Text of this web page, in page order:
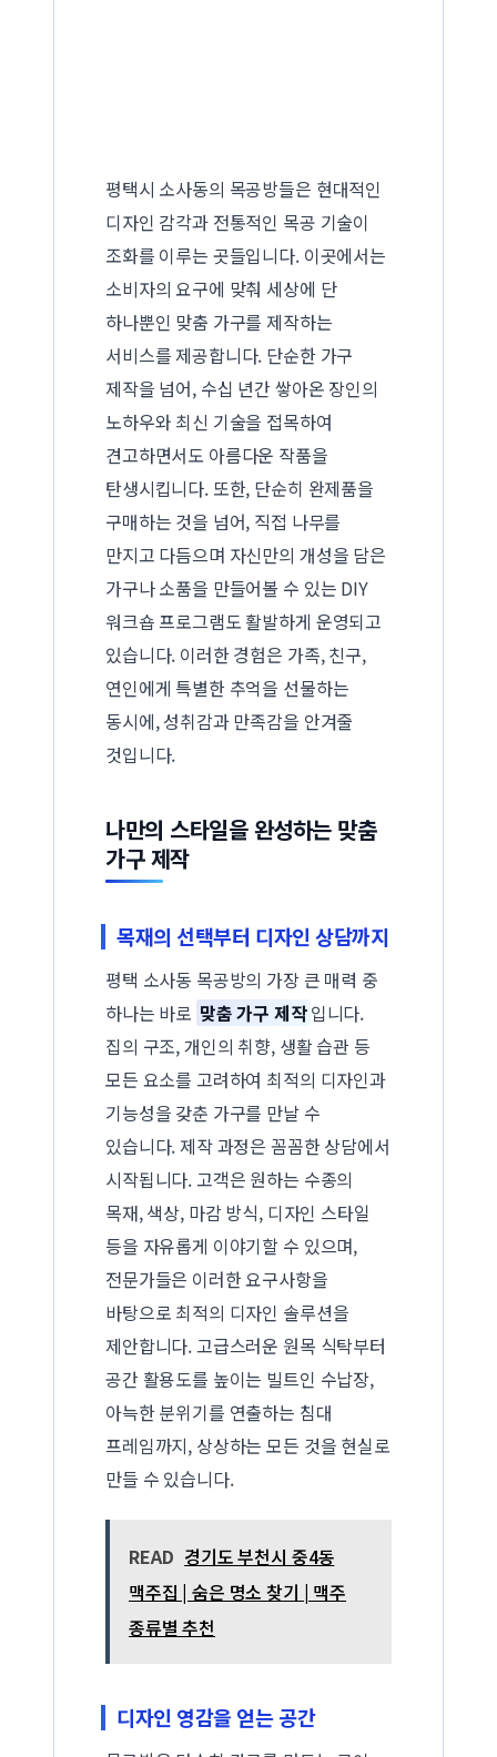
평택시 소사동의 목공방들은 현대적인
디자인 감각과 전통적인 목공 기술이
조화를 이루는 곳들입니다. 이곳에서는
소비자의 요구에 맞춰 세상에 단
하나뿐인 맞춤 가구를 제작하는
서비스를 제공합니다. 단순한 가구
제작을 넘어, 수십 년간 쌓아온 장인의
노하우와 최신 기술을 접목하여
견고하면서도 아름다운 작품을
탄생시킵니다. 또한, 단순히 완제품을
구매하는 것을 넘어, 직접 나무를
만지고 다듬으며 자신만의 개성을 담은
가구나 소품을 만들어볼 수 있는 DIY
워크숍 프로그램도 활발하게 운영되고
있습니다. 이러한 경험은 가족, 친구,
연인에게 특별한 추억을 선물하는
동시에, 성취감과 만족감을 안겨줄
것입니다.
나만의 스타일을 완성하는 맞춤
가구 제작
목재의 선택부터 디자인 상담까지
평택 소사동 목공방의 가장 큰 매력 중
하나는 바로 맞춤 가구 제작입니다.
집의 구조, 개인의 취향, 생활 습관 등
모든 요소를 고려하여 최적의 디자인과
기능성을 갖춘 가구를 만날 수
있습니다. 제작 과정은 꼼꼼한 상담에서
시작됩니다. 고객은 원하는 수종의
목재, 색상, 마감 방식, 디자인 스타일
등을 자유롭게 이야기할 수 있으며,
전문가들은 이러한 요구사항을
바탕으로 최적의 디자인 솔루션을
제안합니다. 고급스러운 원목 식탁부터
공간 활용도를 높이는 빌트인 수납장,
아늑한 분위기를 연출하는 침대
프레임까지, 상상하는 모든 것을 현실로
만들 수 있습니다.
READ 경기도 부천시 중4동
맥주집 | 숨은 명소 찾기 | 맥주
종류별 추천
디자인 영감을 얻는 공간